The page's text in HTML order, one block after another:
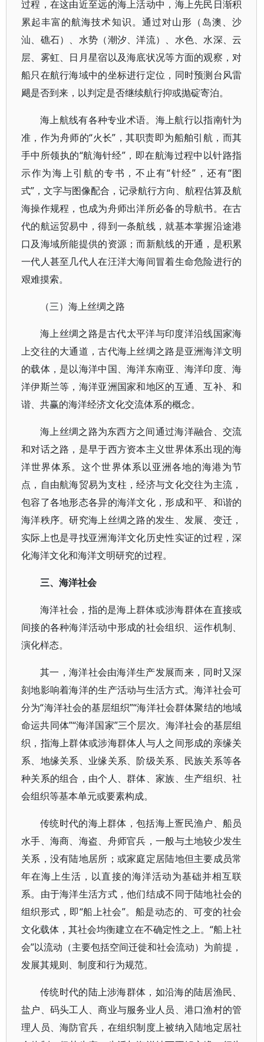
过程，在这由近至远的海上活动中，海上先民日渐积
累起丰富的航海技术知识。通过对山形（岛澳、沙
汕、礁石）、水势（潮汐、洋流）、水色、水深、云
层、雾虹、日月星宿以及海底状况等方面的观察，对
船只在航行海域中的坐标进行定位，同时预测台风雷
飓是否到来，以判定是否继续航行抑或抛碇寄泊。
海上航线有各种专业术语。海上航行以指南针为
准，作为舟师的“火长”，其职责即为船舶引航，而其
手中所领执的“航海针经”，即在航海过程中以针路指
示作为海上引航的专书，不止有“针经”，还有“图
式”，文字与图像配合，记录航行方向、航程估算及航
海操作规程，也成为舟师出洋所必备的导航书。在古
代的航运贸易中，得到一条航线，就基本掌握沿途港
口及海域所能提供的资源；而新航线的开通，是积累
一代人甚至几代人在汪洋大海间冒着生命危险进行的
艰难摸索。
（三）海上丝绸之路
海上丝绸之路是古代太平洋与印度洋沿线国家海
上交往的大通道，古代海上丝绸之路是亚洲海洋文明
的载体，是以海洋中国、海洋东南亚、海洋印度、海
洋伊斯兰等，海洋亚洲国家和地区的互通、互补、和
谐、共赢的海洋经济文化交流体系的概念。
海上丝绸之路为东西方之间通过海洋融合、交流
和对话之路，是早于西方资本主义世界体系出现的海
洋世界体系。这个世界体系以亚洲各地的海港为节
点，自由航海贸易为支柱，经济与文化交往为主流，
包容了各地形态各异的海洋文化，形成和平、和谐的
海洋秩序。研究海上丝绸之路的发生、发展、变迁，
实际上也是寻找亚洲海洋文化历史性实证的过程，深
化海洋文化和海洋文明研究的过程。
三、海洋社会
海洋社会，指的是海上群体或涉海群体在直接或
间接的各种海洋活动中形成的社会组织、运作机制、
演化样态。
其一，海洋社会由海洋生产发展而来，同时又深
刻地影响着海洋的生产活动与生活方式。海洋社会可
分为“海洋社会的基层组织”“海洋社会群体聚结的地域
命运共同体”“海洋国家”三个层次。海洋社会的基层组
织，指海上群体或涉海群体人与人之间形成的亲缘关
系、地缘关系、业缘关系、阶级关系、民族关系等各
种关系的组合，由个人、群体、家族、生产组织、社
会组织等基本单元或要素构成。
传统时代的海上群体，包括海上疍民渔户、船员
水手、海商、海盗、舟师官兵，一般与土地较少发生
关系，没有陆地居所；或家庭定居陆地但主要成员常
年在海上生活，以直接的海洋活动为基础并相互联
系。由于海洋生活方式，他们结成不同于陆地社会的
组织形式，即“船上社会”。船是动态的、可变的社会
文化载体，其社会均衡建立在不确定性之上。“船上社
会”以流动（主要包括空间迁徙和社会流动）为前提，
发展其规则、制度和行为规范。
传统时代的陆上涉海群体，如沿海的陆居渔民、
盐户、码头工人、商业与服务业人员、港口渔村的管
理人员、海防官兵，在组织制度上被纳入陆地定居社